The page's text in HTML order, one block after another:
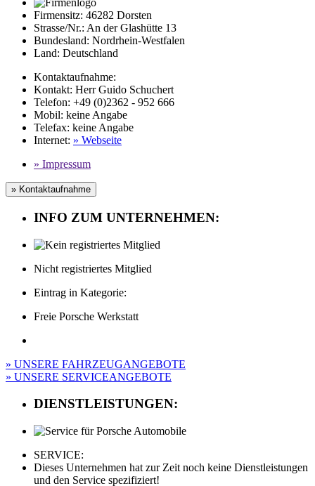
Firmensitz: 46282 Dorsten
Strasse/Nr.: An der Glashütte 13
Bundesland: Nordrhein-Westfalen
Land: Deutschland
Kontaktaufnahme:
Kontakt: Herr Guido Schuchert
Telefon: +49 (0)2362 - 952 666
Mobil: keine Angabe
Telefax: keine Angabe
Internet: » Webseite
» Impressum
» Kontaktaufnahme
INFO ZUM UNTERNEHMEN:
Nicht registriertes Mitglied
Eintrag in Kategorie:
Freie Porsche Werkstatt
» UNSERE FAHRZEUGANGEBOTE
» UNSERE SERVICEANGEBOTE
DIENSTLEISTUNGEN:
SERVICE:
Dieses Unternehmen hat zur Zeit noch keine Dienstleistungen
und den Service spezifiziert!